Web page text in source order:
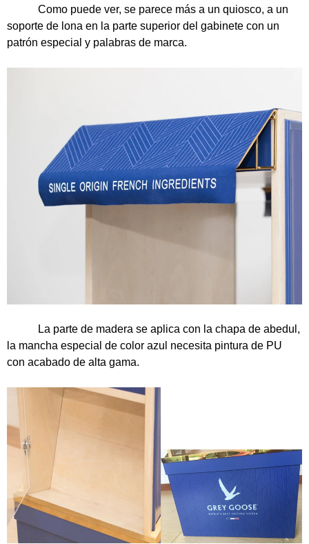
Como puede ver, se parece más a un quiosco, a un
soporte de lona en la parte superior del gabinete con un
patrón especial y palabras de marca.
La parte de madera se aplica con la chapa de abedul,
la mancha especial de color azul necesita pintura de PU
con acabado de alta gama.